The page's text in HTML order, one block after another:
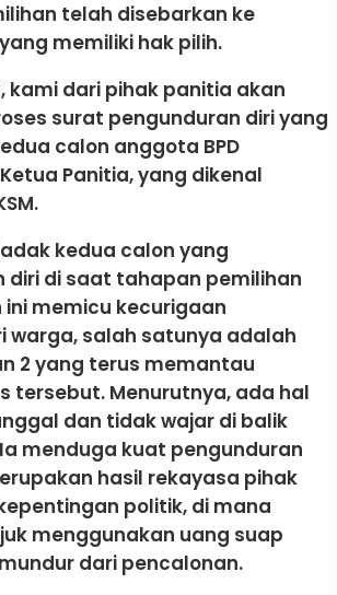
telah disebarkan ke
memiliki hak pilih.
kami dari pihak panitia akan
surat pengunduran diri yang
calon anggota BPD
Panitia, yang dikenal
kedua calon yang
diri di saat tahapan pemilihan
memicu kecurigaan
warga, salah satunya adalah
2 yang terus memantau
tersebut. Menurutnya, ada hal
dan tidak wajar di balik
menduga kuat pengunduran
hasil rekayasa pihak
politik, di mana
menggunakan uang suap
dari pencalonan.